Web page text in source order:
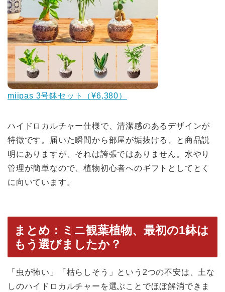
miipas 3号鉢セット（¥6,380）
ハイドロカルチャー仕様で、清潔感のあるデザインが
特徴です。届いた瞬間から部屋が垢抜ける、と商品説
明にありますが、それは誇張ではありません。水やり
管理が簡単なので、植物初心者へのギフトとしてとく
に向いています。
まとめ：ミニ観葉植物、最初の1鉢は
もう選びましたか？
「虫が怖い」「枯らしそう」という2つの不安は、土な
しのハイドロカルチャーを選ぶことでほぼ解消できま